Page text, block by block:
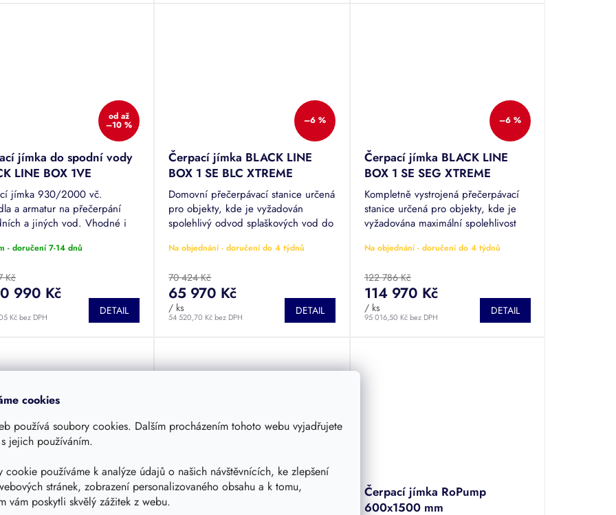
cookies
používá soubory cookies. Dalším procházením tohoto webu vyjadřujete
jejich používáním.
cookie používáme k analýze údajů o našich návštěvnících, ke zlepšení
stránek, zobrazení personalizovaného obsahu a k tomu,
vám poskytli skvělý zážitek z webu.
odaž
–10 %
jímka do spodní vody
LINE BOX 1VE
MASTER 930/2000
jímka 930/2000 vč.
a armatur na přečerpání
a jiných vod. Vhodné i
vody. Obsahuje nerezové
- doručení 7-14 dnů
Kč
Kč bez DPH
990 Kč
DETAIL
–6 %
Čerpací jímka BLACK LINE
BOX 1 SE BLC XTREME
Domovní přečerpávací stanice určená
pro objekty, kde je vyžadován
spolehlivý odvod splaškových vod do
vystrojenou mono jednotku
Na objednání - doručení do 4 týdnů
70 424 Kč
54 520,70 Kč bez DPH
65 970 Kč
/ ks DETAIL
–6 %
Čerpací jímka BLACK LINE
BOX 1 SE SEG XTREME
Kompletně vystrojená přečerpávací
stanice určená pro objekty, kde je
vyžadována maximální spolehlivost
tlakové kanalizace. Jde o jímku
Na objednání - doručení do 4 týdnů
122 786 Kč
95 016,50 Kč bez DPH
114 970 Kč
/ ks DETAIL
jímka BLACK LINE
SE BLC XTREME
Čerpací jímka BLACK LINE
BOX 2 SE GQV XTREME
Čerpací jímka RoPump
600x1500 mm